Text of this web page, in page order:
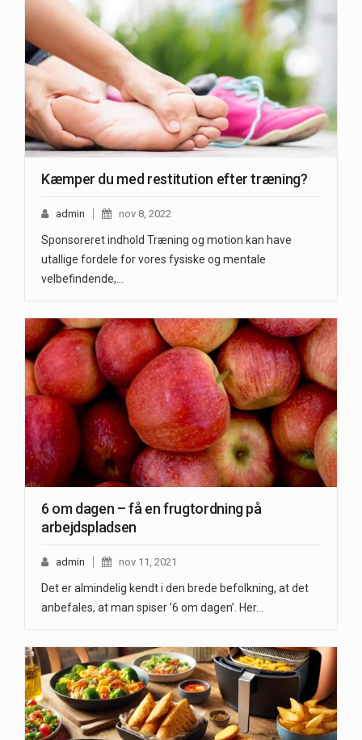
Kæmper du med restitution efter træning?
admin nov 8, 2022
Sponsoreret indhold Træning og motion kan have
utallige fordele for vores fysiske og mentale
velbefindende,…
6 om dagen – få en frugtordning på
arbejdspladsen
admin nov 11, 2021
Det er almindelig kendt i den brede befolkning, at det
anbefales, at man spiser ’6 om dagen’. Her…